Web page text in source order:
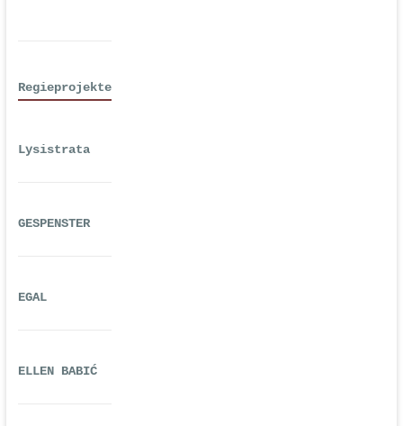
Regieprojekte
Lysistrata
GESPENSTER
EGAL
ELLEN BABIĆ